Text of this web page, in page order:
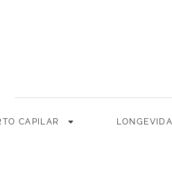
CAPILAR